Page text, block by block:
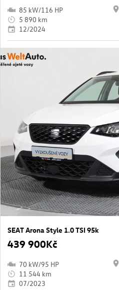
85 kW/116 HP
5 890 km
12/2024
SEAT Arona Style 1.0 TSI 95k
439 900Kč
70 kW/95 HP
11 544 km
07/2023